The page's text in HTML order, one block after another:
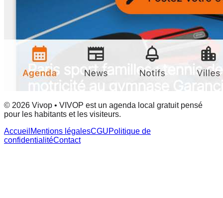
© 2026 Vivop • VIVOP est un agenda local gratuit pensé
pour les habitants et les visiteurs.
Accueil Mentions légalesCGUPolitique de
confidentialitéContact